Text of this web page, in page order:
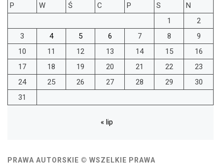
P
W Ś C P S
N
1
2
3
4 5 6 7 8
9
10
11 12 13 14 15
16
17
18 19 20 21 22
23
24
25 26 27 28 29
30
31
« lip
PRAWA AUTORSKIE © WSZELKIE PRAWA